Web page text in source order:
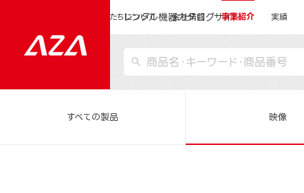
レンタル機器カタログサイト
私たちについて 会社情報 事業紹介 実績
すべての製品 映像